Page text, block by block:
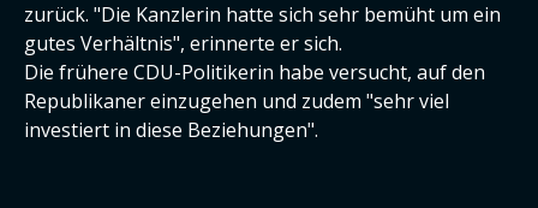
zurück. "Die Kanzlerin hatte sich sehr bemüht um ein
gutes Verhältnis", erinnerte er sich.
Die frühere CDU-Politikerin habe versucht, auf den
Republikaner einzugehen und zudem "sehr viel
investiert in diese Beziehungen".